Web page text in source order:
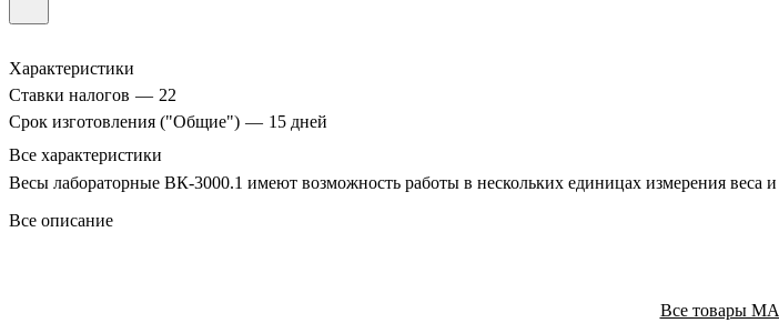
Характеристики
Ставки налогов — 22
Срок изготовления ("Общие") — 15 дней
Все характеристики
Весы лабораторные ВК-3000.1 имеют возможность работы в нескольких единицах измерения
Все описание
Все товары